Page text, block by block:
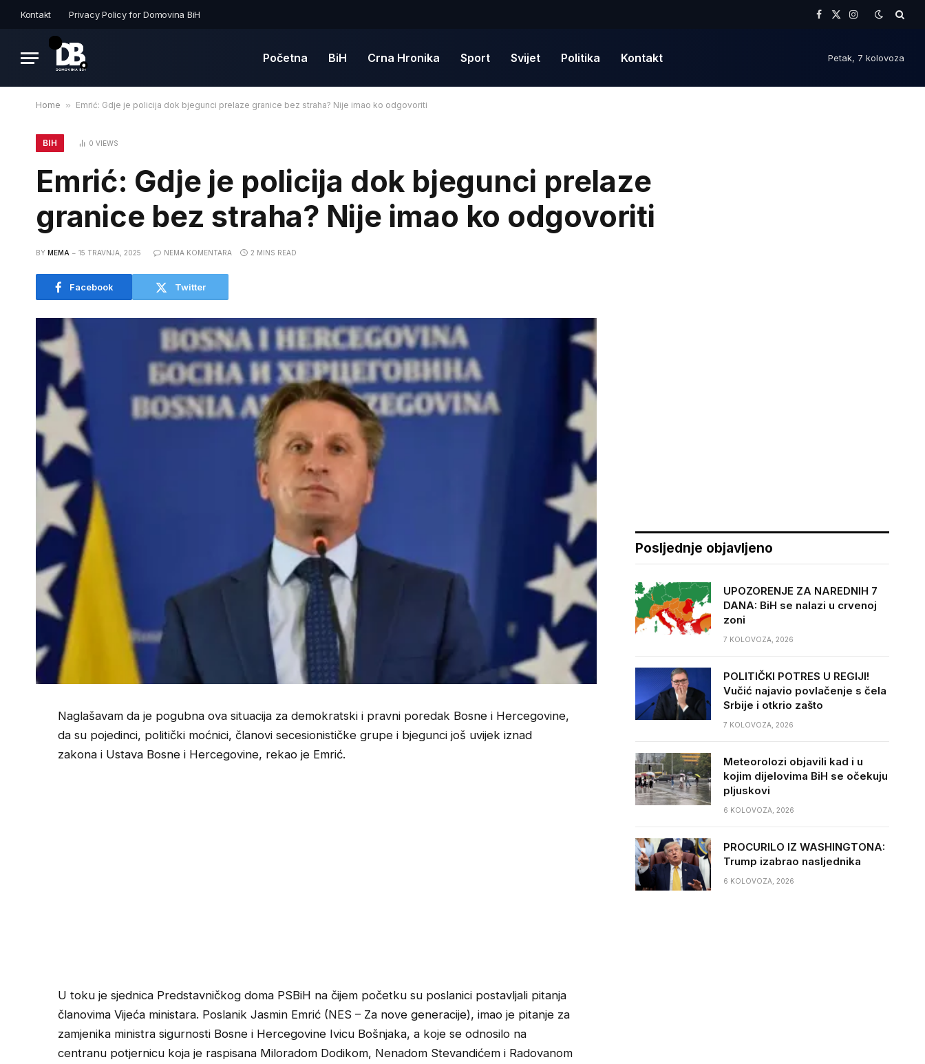
Kontakt Privacy Policy for Domovina BiH
Facebook
X
Instagram
Početna BiH Crna Hronika Sport Svijet Politika Kontakt Petak, 7 kolovoza
Home » Emrić: Gdje je policija dok bjegunci prelaze granice bez straha? Nije imao ko odgovoriti
BIH 0VIEWS
Emrić: Gdje je policija dok bjegunci prelaze
granice bez straha? Nije imao ko odgovoriti
BY MEMA 15 TRAVNJA, 2025 NEMA KOMENTARA 2 MINS READ
Facebook Twitter
Naglašavam da je pogubna ova situacija za demokratski i pravni poredak Bosne i Hercegovine,
da su pojedinci, politički moćnici, članovi secesionističke grupe i bjegunci još uvijek iznad
zakona i Ustava Bosne i Hercegovine, rekao je Emrić.
U toku je sjednica Predstavničkog doma PSBiH na čijem početku su poslanici postavljali pitanja
članovima Vijeća ministara. Poslanik Jasmin Emrić (NES – Za nove generacije), imao je pitanje za
zamjenika ministra sigurnosti Bosne i Hercegovine Ivicu Bošnjaka, a koje se odnosilo na
centranu potjernicu koja je raspisana Miloradom Dodikom, Nenadom Stevandićem i Radovanom
Posljednje objavljeno
UPOZORENJE ZA NAREDNIH 7
DANA: BiH se nalazi u crvenoj
zoni
7 KOLOVOZA, 2026
POLITIČKI POTRES U REGIJI!
Vučić najavio povlačenje s čela
Srbije i otkrio zašto
7 KOLOVOZA, 2026
Meteorolozi objavili kad i u
kojim dijelovima BiH se očekuju
pljuskovi
6 KOLOVOZA, 2026
PROCURILO IZ WASHINGTONA:
Trump izabrao nasljednika
6 KOLOVOZA, 2026